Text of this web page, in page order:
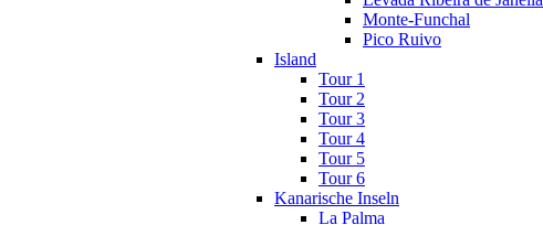
Monte-Funchal
Pico Ruivo
Island
Tour 1
Tour 2
Tour 3
Tour 4
Tour 5
Tour 6
Kanarische Inseln
La Palma